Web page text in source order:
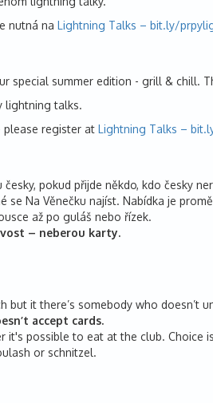
nutná na Lightning Talks – bit.ly/
special summer edition - grill &
lightning talks.
please register at Lightning Talks –
pokud přijde někdo, kdo česky
se Na Věnečku najíst. Nabídka je
až po guláš nebo řízek.
– neberou karty.
but it there’s somebody who
accept cards.
it's possible to eat at the club.
or schnitzel.